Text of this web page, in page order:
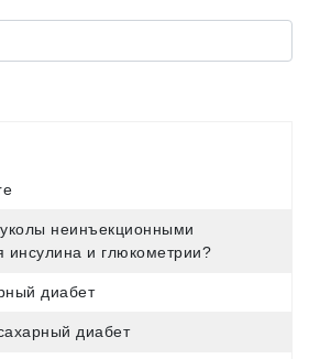
неинъекционными
инсулина и глюкометрии?
диабет
диабет